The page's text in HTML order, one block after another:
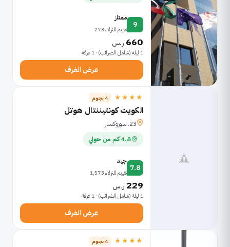
9
ممتاز
تقييم للنزلاء 273
660 ر.س
1 ليلة (شامل الضرائب) · 1 غرفة
عرض الغرف
★★★★ 4 نجوم
الكويت كونتيننتال هوتل
23. سوروكسار
4.8 كم من حولي
7.8
جيد
تقييم للنزلاء 1,573
229 ر.س
1 ليلة (شامل الضرائب) · 1 غرفة
عرض الغرف
★★★★ 4 نجوم